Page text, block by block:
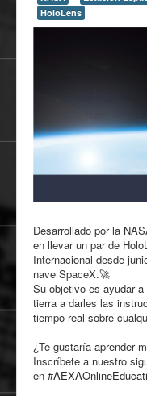
HoloLens
Desarrollado por la
en llevar un par de
Internacional desde
nave SpaceX.🚀
Su objetivo es ayudar
tierra a darles las
tiempo real sobre
¿Te gustaría aprender
Inscríbete a nuestro
en